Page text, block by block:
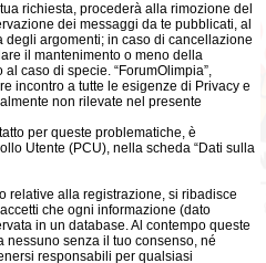
richiesta, procederà alla rimozione del
dei messaggi da te pubblicati, al
argomenti; in caso di cancellazione
il mantenimento o meno della
caso di specie. “ForumOlimpia”,
incontro a tutte le esigenze di Privacy e
non rilevate nel presente
per queste problematiche, è
Utente (PCU), nella scheda “Dati sulla
relative alla registrazione, si ribadisce
che ogni informazione (dato
in un database. Al contempo queste
senza il tuo consenso, né
responsabili per qualsiasi